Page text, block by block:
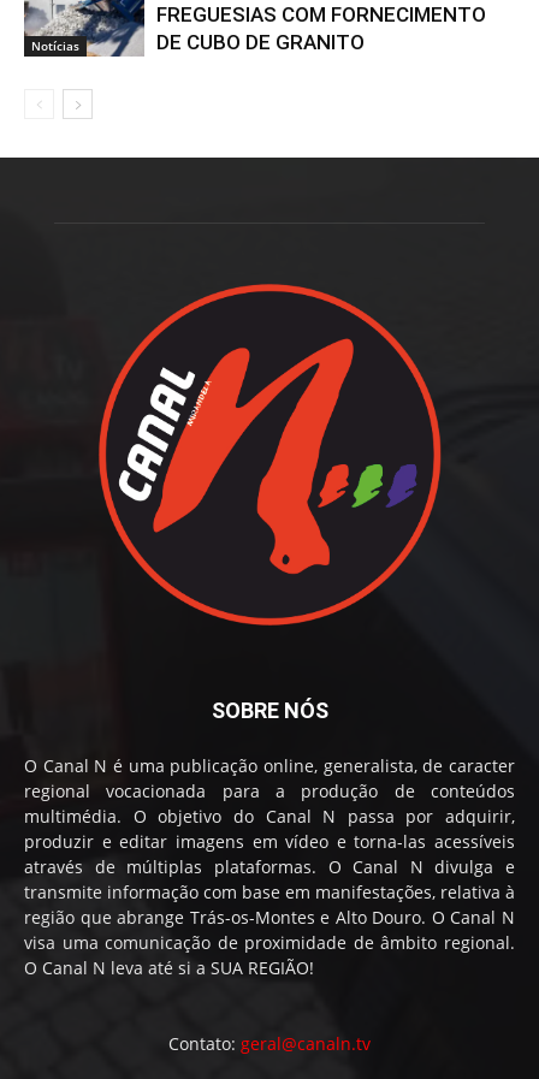
Notícias
FREGUESIAS COM FORNECIMENTO
DE CUBO DE GRANITO
SOBRE NÓS
O Canal N é uma publicação online, generalista, de caracter
regional vocacionada para a produção de conteúdos
multimédia. O objetivo do Canal N passa por adquirir,
produzir e editar imagens em vídeo e torna-las acessíveis
através de múltiplas plataformas. O Canal N divulga e
transmite informação com base em manifestações, relativa à
região que abrange Trás-os-Montes e Alto Douro. O Canal N
visa uma comunicação de proximidade de âmbito regional.
O Canal N leva até si a SUA REGIÃO!
Contato: geral@canaln.tv